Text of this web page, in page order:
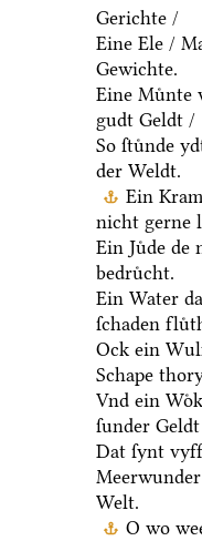
Gerichte /
Eine Ele /
Gewichte.
Eine Muͤnte
gudt Geldt /
So ſtuͤnde
der Weldt.
Ein
nicht gerne
Ein Juͤde de
bedruͤcht.
Ein Water
ſchaden
Ock ein
Schape
Vnd ein
ſunder
Dat ſynt vyff
Welt.
O wo